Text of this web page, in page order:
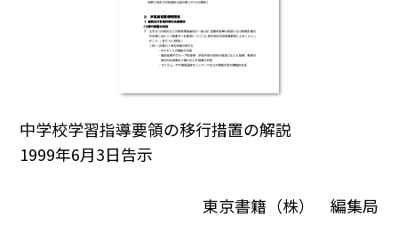
中学校学習指導要領の移行措置の解説
1999年6月3日告示
東京書籍（株） 編集局